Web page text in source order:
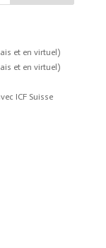
et en virtuel)
et en virtuel)
ICF Suisse